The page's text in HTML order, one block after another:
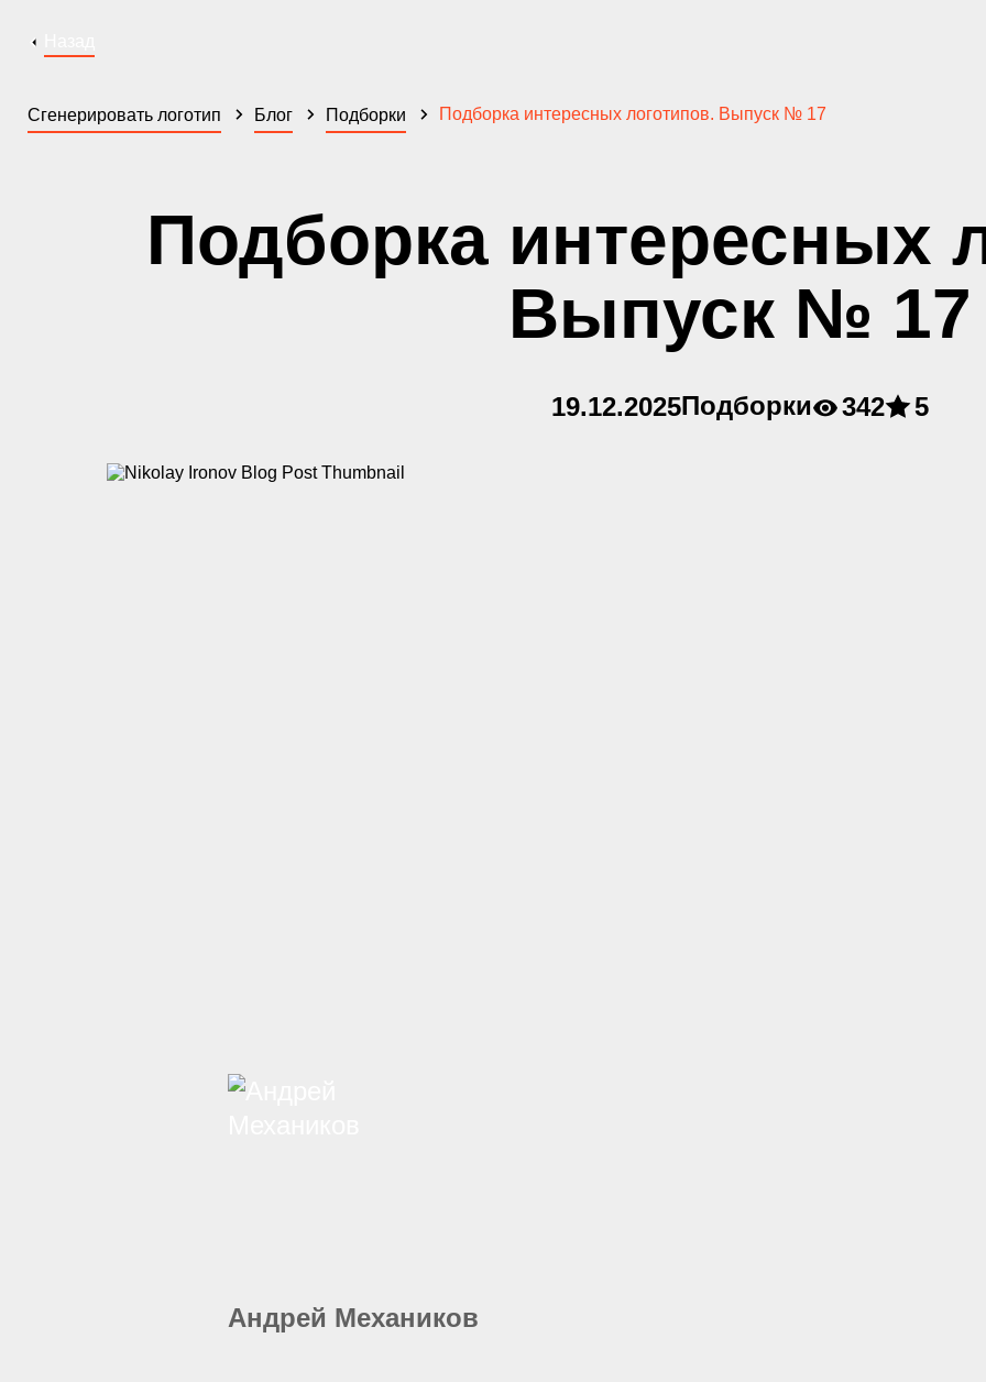
Сгенерировать логотип Блог Подборки Подборка интересных логотипов. Выпуск № 17
Подборка интересных
Выпуск № 17
19.12.2025Подборки 342 5
Андрей Механиков